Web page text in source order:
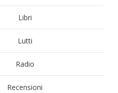
Libri
Lutti
Radio
Recensioni